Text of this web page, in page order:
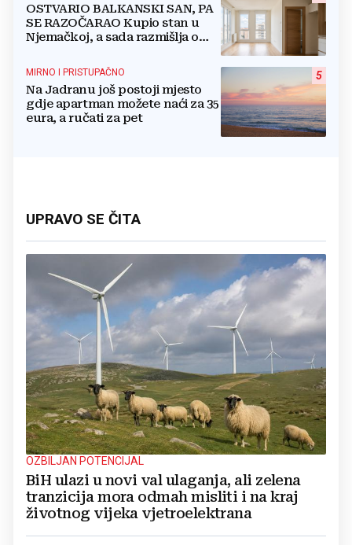
OSTVARIO BALKANSKI SAN, PA
SE RAZOČARAO Kupio stan u
Njemačkoj, a sada razmišlja o
5
MIRNO I PRISTUPAČNO
Na Jadranu još postoji mjesto
gdje apartman možete naći za 35
eura, a ručati za pet
UPRAVO SE ČITA
OZBILJAN POTENCIJAL
BiH ulazi u novi val ulaganja, ali zelena
tranzicija mora odmah misliti i na kraj
životnog vijeka vjetroelektrana